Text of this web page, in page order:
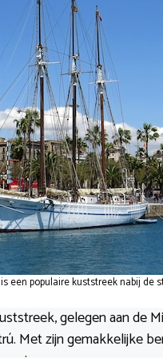
een populaire kuststreek nabij de
gelegen aan de
Met zijn gemakkelijke